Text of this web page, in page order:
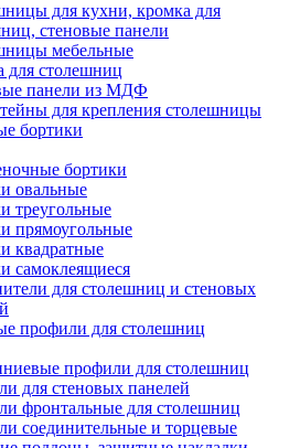
для кухни, кромка для
стеновые панели
мебельные
для столешниц
панели из МДФ
для крепления столешницы
бортики
бортики
овальные
треугольные
прямоугольные
квадратные
самоклеящиеся
для столешниц и стеновых
профили для столешниц
профили для столешниц
для стеновых панелей
фронтальные для столешниц
соединительные и торцевые